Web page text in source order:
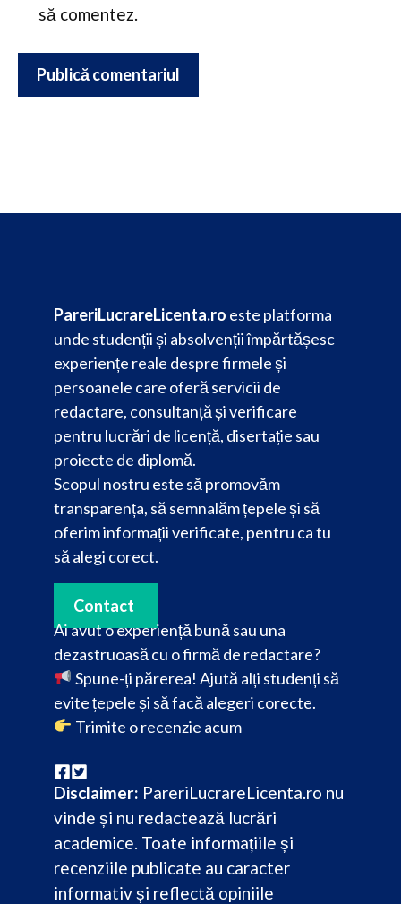
să comentez.
PareriLucrareLicenta.ro este platforma
unde studenții și absolvenții împărtășesc
experiențe reale despre firmele și
persoanele care oferă servicii de
redactare, consultanță și verificare
pentru lucrări de licență, disertație sau
proiecte de diplomă.
Scopul nostru este să promovăm
transparența, să semnalăm țepele și să
oferim informații verificate, pentru ca tu
să alegi corect.
Contact
Ai avut o experiență bună sau una
dezastruoasă cu o firmă de redactare?
Spune-ți părerea! Ajută alți studenți să
evite țepele și să facă alegeri corecte.
Trimite o recenzie acum
Disclaimer: PareriLucrareLicenta.ro nu
vinde și nu redactează lucrări
academice. Toate informațiile și
recenziile publicate au caracter
informativ și reflectă opiniile